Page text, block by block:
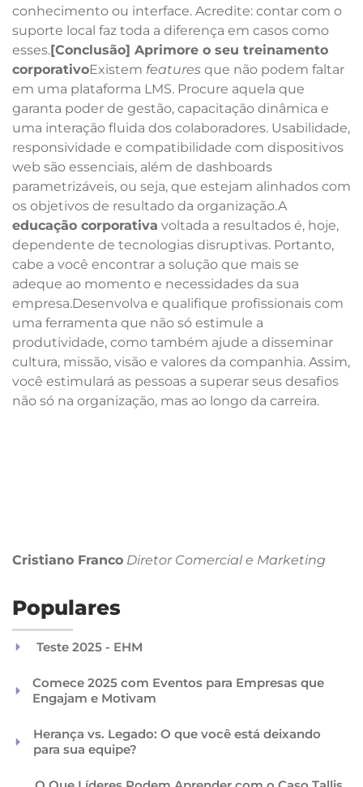
conhecimento ou interface. Acredite: contar com o
suporte local faz toda a diferença em casos como
esses.[Conclusão] Aprimore o seu treinamento
corporativoExistem features que não podem faltar
em uma plataforma LMS. Procure aquela que
garanta poder de gestão, capacitação dinâmica e
uma interação fluida dos colaboradores. Usabilidade,
responsividade e compatibilidade com dispositivos
web são essenciais, além de dashboards
parametrizáveis, ou seja, que estejam alinhados com
os objetivos de resultado da organização.A
educação corporativa voltada a resultados é, hoje,
dependente de tecnologias disruptivas. Portanto,
cabe a você encontrar a solução que mais se
adeque ao momento e necessidades da sua
empresa.Desenvolva e qualifique profissionais com
uma ferramenta que não só estimule a
produtividade, como também ajude a disseminar
cultura, missão, visão e valores da companhia. Assim,
você estimulará as pessoas a superar seus desafios
não só na organização, mas ao longo da carreira.
Cristiano Franco Diretor Comercial e Marketing
Populares
Teste 2025 - EHM
Comece 2025 com Eventos para Empresas que
Engajam e Motivam
Herança vs. Legado: O que você está deixando
para sua equipe?